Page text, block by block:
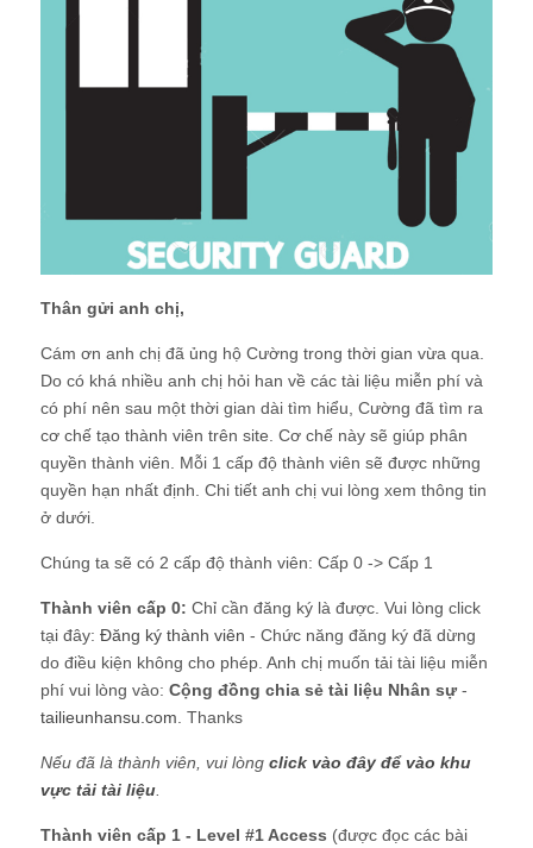
Thân gửi anh chị,
Cám ơn anh chị đã ủng hộ Cường trong thời gian vừa qua.
Do có khá nhiều anh chị hỏi han về các tài liệu miễn phí và
có phí nên sau một thời gian dài tìm hiểu, Cường đã tìm ra
cơ chế tạo thành viên trên site. Cơ chế này sẽ giúp phân
quyền thành viên. Mỗi 1 cấp độ thành viên sẽ được những
quyền hạn nhất định. Chi tiết anh chị vui lòng xem thông tin
ở dưới.
Chúng ta sẽ có 2 cấp độ thành viên: Cấp 0 -> Cấp 1
Thành viên cấp 0: Chỉ cần đăng ký là được. Vui lòng click
tại đây: Đăng ký thành viên - Chức năng đăng ký đã dừng
do điều kiện không cho phép. Anh chị muốn tải tài liệu miễn
phí vui lòng vào: Cộng đồng chia sẻ tài liệu Nhân sự-
tailieunhansu.com . Thanks
Nếu đã là thành viên, vui lòng click vào đây để vào khu
vực tải tài liệu
Thành viên cấp 1 - Level #1 Access (được đọc các bài